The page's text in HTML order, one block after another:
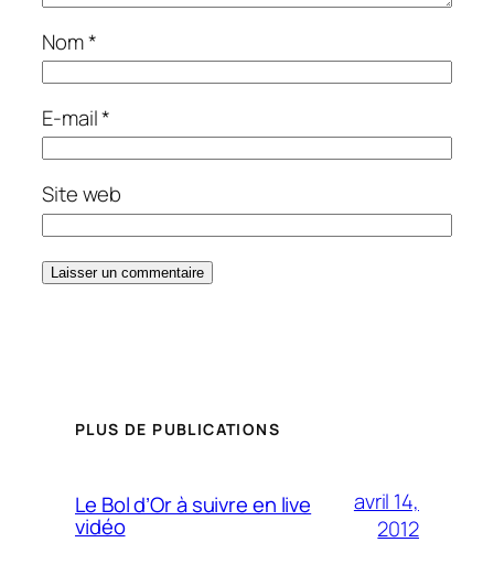
Nom*
E-mail*
Site web
PLUS DE PUBLICATIONS
Le Bol d’Or à suivre en live
vidéo
avril 14,
2012